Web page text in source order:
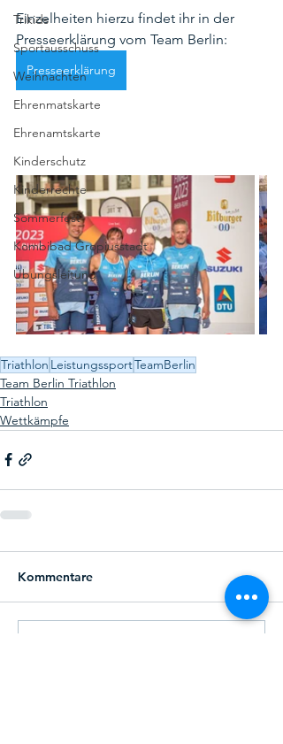
Trikids
Sportausschuss
Weihnachten
Ehrenmatskarte
Ehrenamtskarte
Kinderschutz
Kinderrechte
Sommerfest
Kombibad Gropiusstadt
Übungsleitung
Einzelheiten hierzu findet ihr in der
Presseerklärung vom Team Berlin:
Presseerklärung
Triathlon LeistungssportTeamBerlin
Team Berlin Triathlon
Triathlon
Wettkämpfe
Kommentare